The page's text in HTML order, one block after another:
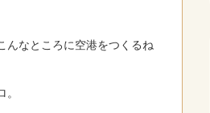
んなところに空港をつくるね